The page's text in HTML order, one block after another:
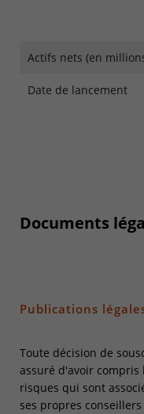
Actifs nets (en
Date de lancement
Documents
Publications
Toute décision de
assuré d'avoir
risques qui sont
ses propres